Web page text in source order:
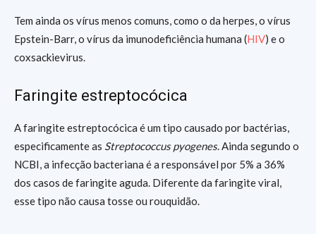
Tem ainda os vírus menos comuns, como o da herpes, o vírus
Epstein-Barr, o vírus da imunodeficiência humana (HIV) e o
coxsackievirus.
Faringite estreptocócica
A faringite estreptocócica é um tipo causado por bactérias,
especificamente as Streptococcus pyogenes. Ainda segundo o
NCBI, a infecção bacteriana é a responsável por 5% a 36%
dos casos de faringite aguda. Diferente da faringite viral,
esse tipo não causa tosse ou rouquidão.